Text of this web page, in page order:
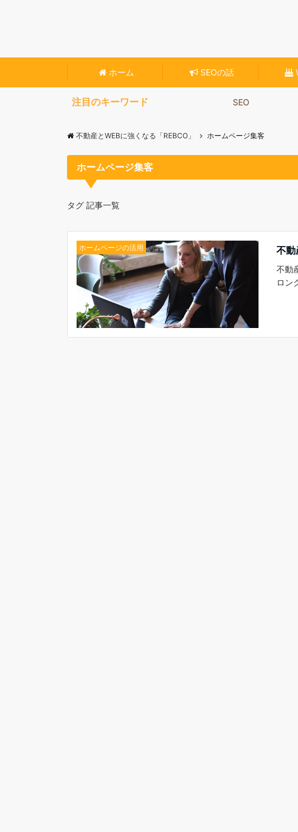
ホーム SEOの話
注目のキーワード SEO
不動産とWEBに強くなる「REBCO」 ホームページ集客
ホームページ集客
タグ 記事一覧
ホームページの活用 不動
不動
ロン